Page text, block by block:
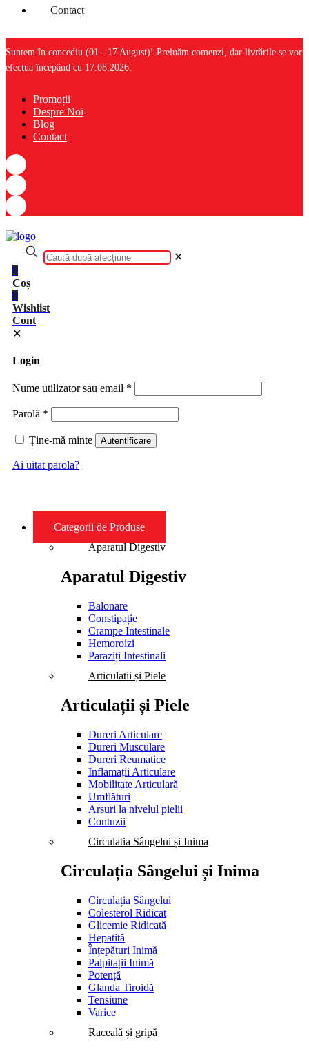
Contact
Suntem în concediu (01 - 17 August)! Preluăm comenzi, dar livrările se vor
efectua începând cu 17.08.2026.
Promoții
Despre Noi
Blog
Contact
✕
0
Coș
0
Wishlist
Cont
✕
Login
Nume utilizator sau email *
Parolă *
Ține-mă minte Autentificare
Ai uitat parola?
Categorii de Produse
Aparatul Digestiv
Aparatul Digestiv
Balonare
Constipație
Crampe Intestinale
Hemoroizi
Paraziți Intestinali
Articulatii și Piele
Articulații și Piele
Dureri Articulare
Dureri Musculare
Dureri Reumatice
Inflamații Articulare
Mobilitate Articulară
Umflături
Arsuri la nivelul pielii
Contuzii
Circulatia Sângelui și Inima
Circulația Sângelui și Inima
Circulația Sângelui
Colesterol Ridicat
Glicemie Ridicată
Hepatită
Înțepături Inimă
Palpitații Inimă
Potență
Glanda Tiroidă
Tensiune
Varice
Raceală și gripă